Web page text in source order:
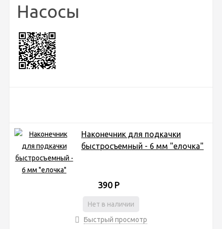
Насосы
Наконечник для подкачки
быстросъемный - 6 мм "елочка"
390 Р
Нет в наличии
Быстрый просмотр